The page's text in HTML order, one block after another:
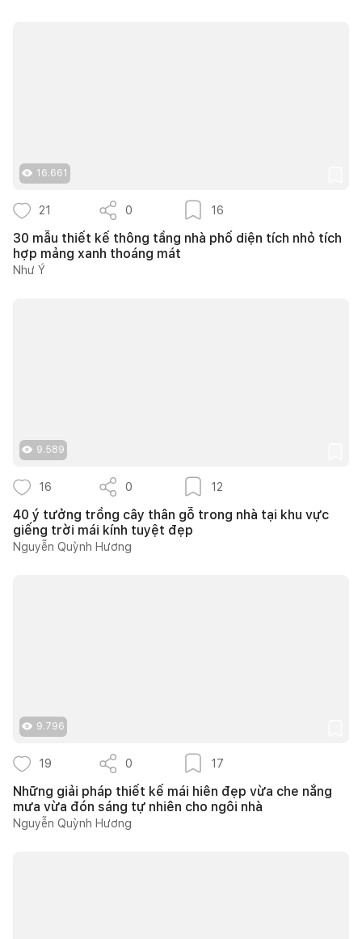
16.661
21 0 16
30 mẫu thiết kế thông tầng nhà phố diện tích nhỏ tích
hợp mảng xanh thoáng mát
Như Ý
9.589
16 0 12
40 ý tưởng trồng cây thân gỗ trong nhà tại khu vực
giếng trời mái kính tuyệt đẹp
Nguyễn Quỳnh Hương
9.796
19 0 17
Những giải pháp thiết kế mái hiên đẹp vừa che nắng
mưa vừa đón sáng tự nhiên cho ngôi nhà
Nguyễn Quỳnh Hương